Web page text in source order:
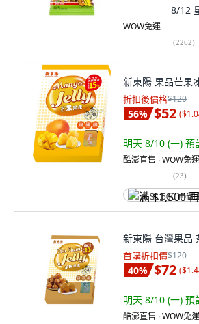
8/12
WOW免運
(2262)
新東陽 果品芒果
折扣後價格$120
56% $52 (
明天 8/10 (一) 預
酷澎直售 ∙ WOW免
(23)
满 $1,500 再省
新東陽 台灣果品
首購折扣價$120
40% $72 (
明天 8/10 (一) 預
酷澎直售 ∙ WOW免